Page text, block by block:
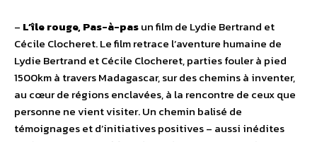
– L’île rouge, Pas-à-pasun film de Lydie Bertrand et
Cécile Clocheret. Le film retrace l’aventure humaine de
Lydie Bertrand et Cécile Clocheret, parties fouler à pied
1500km à travers Madagascar, sur des chemins à inventer,
au cœur de régions enclavées, à la rencontre de ceux que
personne ne vient visiter. Un chemin balisé de
témoignages et d’initiatives positives – aussi inédites